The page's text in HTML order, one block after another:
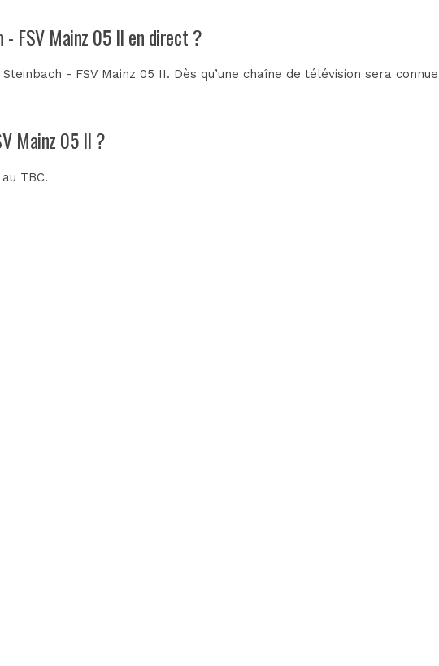
FSV Mainz 05 II en direct ?
- FSV Mainz 05 II. Dès qu’une chaîne de télévision sera
Mainz 05 II ?
TBC.